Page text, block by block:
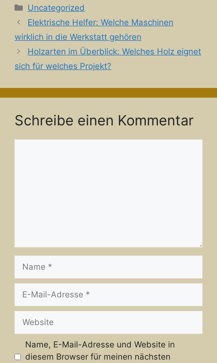
Kategorien
Uncategorized
Elektrische Helfer: Welche Maschinen
wirklich in die Werkstatt gehören
Holzarten im Überblick: Welches Holz eignet
sich für welches Projekt?
Schreibe einen Kommentar
Mail-
Adresse
Name, E-Mail-Adresse und Website in
diesem Browser für meinen nächsten